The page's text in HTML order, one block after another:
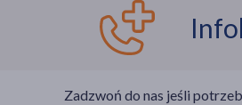
Zadzwoń do nas jeśli